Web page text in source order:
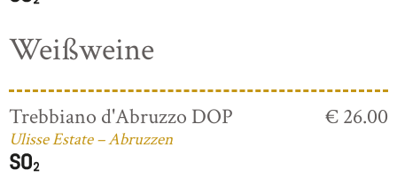
Weißweine
Trebbiano d'Abruzzo DOP
Ulisse Estate – Abruzzen
€ 26.00